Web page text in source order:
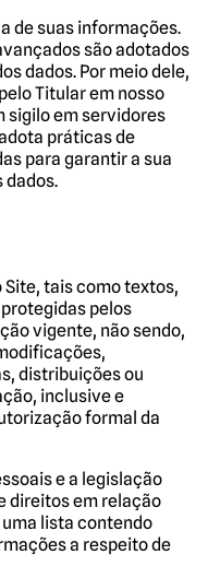
de suas informações.
são adotados
dados. Por meio dele,
Titular em nosso
sigilo em servidores
práticas de
para garantir a sua
dados.
tais como textos,
pelos
vigente, não sendo,
distribuições ou
inclusive e
formal da
e a legislação
direitos em relação
uma lista contendo
a respeito de